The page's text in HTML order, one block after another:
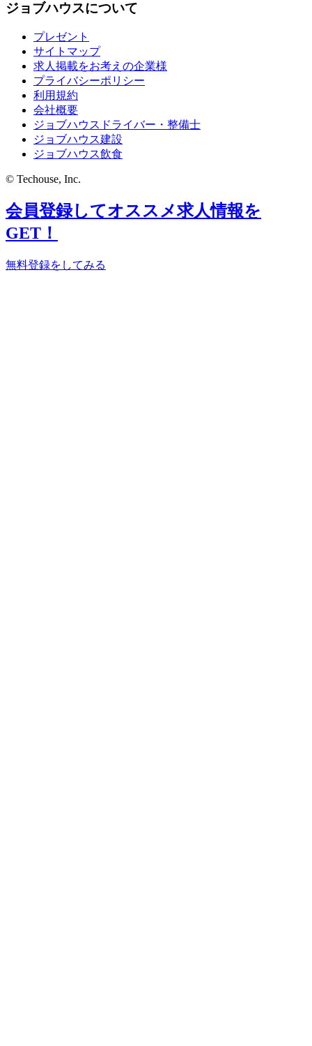
ジョブハウスについて
プレゼント
サイトマップ
求人掲載をお考えの企業様
プライバシーポリシー
利用規約
会社概要
ジョブハウスドライバー・整備士
ジョブハウス建設
ジョブハウス飲食
© Techouse, Inc.
会員登録してオススメ求人情報を
GET！
無料登録をしてみる